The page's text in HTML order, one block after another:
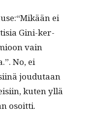
ei
Gini-ker­
vain
No, ei
joudu­taan
kuten yllä
osoitti.